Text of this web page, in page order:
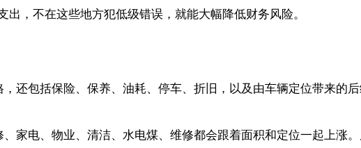
，不在这些地方犯低级错误，就能大幅降低财务风险。
还包括保险、保养、油耗、停车、折旧，以及由车辆定位带来的
家电、物业、清洁、水电煤、维修都会跟着面积和定位一起上涨